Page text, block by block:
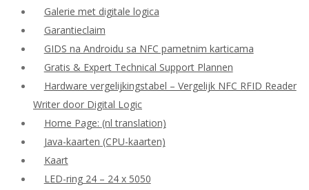
Galerie met digitale logica
Garantieclaim
GIDS na Androidu sa NFC pametnim karticama
Gratis & Expert Technical Support Plannen
Hardware vergelijkingstabel – Vergelijk NFC RFID Reader
Writer door Digital Logic
Home Page: (nl translation)
Java-kaarten (CPU-kaarten)
Kaart
LED-ring 24 – 24 x 5050